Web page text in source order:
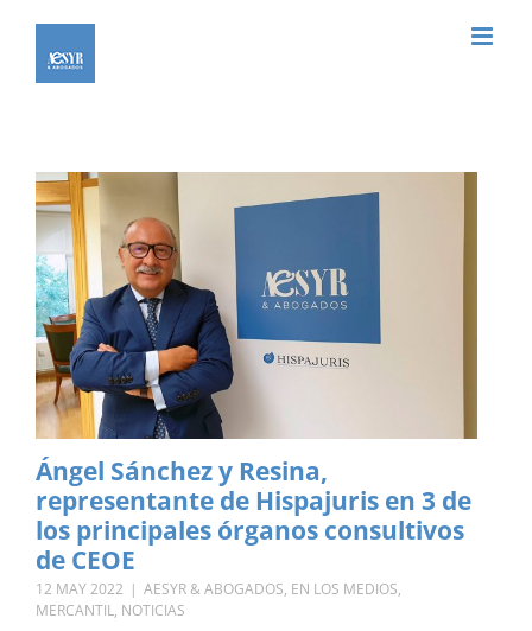
contenido
Ángel Sánchez y Resina,
representante de Hispajuris en 3 de
los principales órganos consultivos
de CEOE
12 MAY 2022 | AESYR & ABOGADOS, EN LOS MEDIOS,
MERCANTIL, NOTICIAS